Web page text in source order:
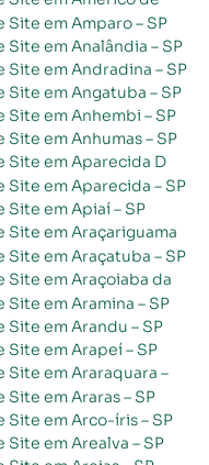
Site em Amparo – SP
em Analândia – SP
Site em Andradina – SP
Site em Angatuba – SP
Site em Anhembi – SP
em Anhumas – SP
Site em Aparecida – SP
Site em Apiaí – SP
Site em Araçatuba – SP
em Aramina – SP
Site em Arandu – SP
Site em Arapeí – SP
em Araras – SP
Site em Arco-íris – SP
em Arealva – SP